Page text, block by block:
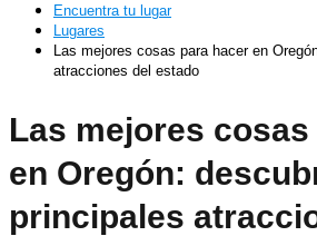
Encuentra tu lugar
Lugares
Las mejores cosas para hacer en
atracciones del estado
Las mejores
en Oregón:
principales